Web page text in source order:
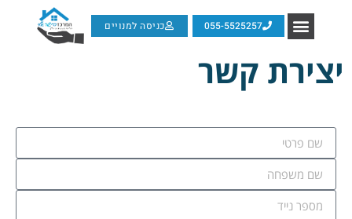
055-5525257 כניסה למנויים
יצירת קשר